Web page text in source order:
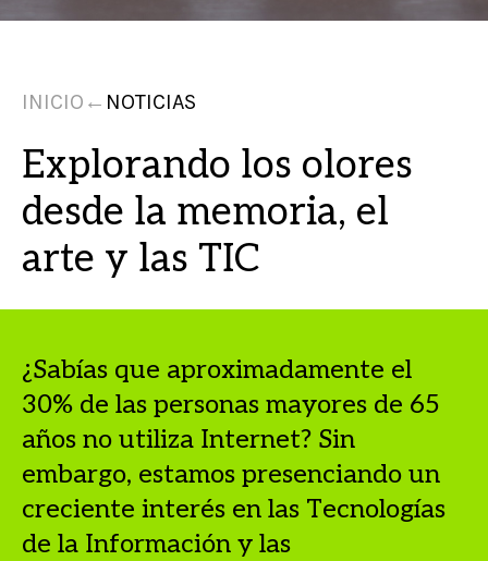
INICIO ← NOTICIAS
Explorando los olores
desde la memoria, el
arte y las TIC
¿Sabías que aproximadamente el
30% de las personas mayores de 65
años no utiliza Internet? Sin
embargo, estamos presenciando un
creciente interés en las Tecnologías
de la Información y las